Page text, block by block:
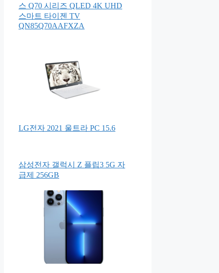
스 Q70 시리즈 QLED 4K UHD
스마트 타이젠 TV
QN85Q70AAFXZA
LG전자 2021 울트라 PC 15.6
삼성전자 갤럭시 Z 플립3 5G 자
급제 256GB